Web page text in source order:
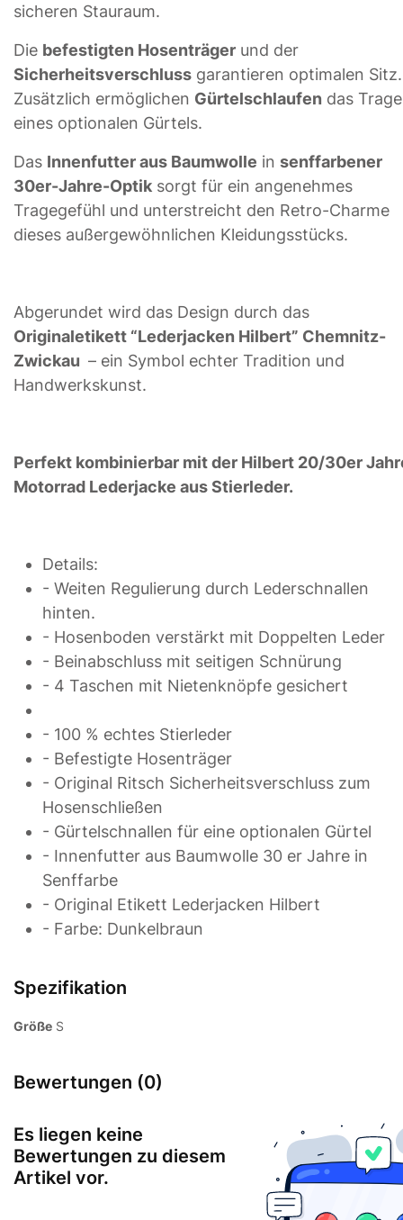
sicheren Stauraum.
Die befestigten Hosenträger und der
Sicherheitsverschluss garantieren optimalen Sitz.
Zusätzlich ermöglichen Gürtelschlaufen das
eines optionalen Gürtels.
Das Innenfutter aus Baumwolle in senffarbener
30er-Jahre-Optik sorgt für ein angenehmes
Tragegefühl und unterstreicht den Retro-Charme
dieses außergewöhnlichen Kleidungsstücks.
Abgerundet wird das Design durch das
Originaletikett “Lederjacken Hilbert” Chemnitz-
Zwickau – ein Symbol echter Tradition und
Handwerkskunst.
Perfekt kombinierbar mit der Hilbert 20/30er
Motorrad Lederjacke aus Stierleder.
Details:
- Weiten Regulierung durch Lederschnallen
hinten.
- Hosenboden verstärkt mit Doppelten Leder
- Beinabschluss mit seitigen Schnürung
- 4 Taschen mit Nietenknöpfe gesichert
- 100 % echtes Stierleder
- Befestigte Hosenträger
- Original Ritsch Sicherheitsverschluss zum
Hosenschließen
- Gürtelschnallen für eine optionalen Gürtel
- Innenfutter aus Baumwolle 30 er Jahre in
Senffarbe
- Original Etikett Lederjacken Hilbert
- Farbe: Dunkelbraun
Spezifikation
Größe S
Bewertungen (0)
Es liegen keine
Bewertungen zu diesem
Artikel vor.